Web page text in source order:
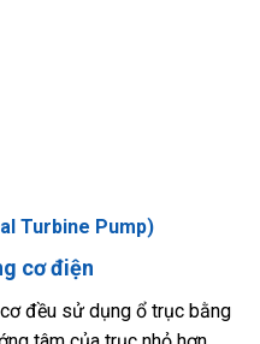
Turbine Pump)
cơ điện
đều sử dụng ổ trục bằng